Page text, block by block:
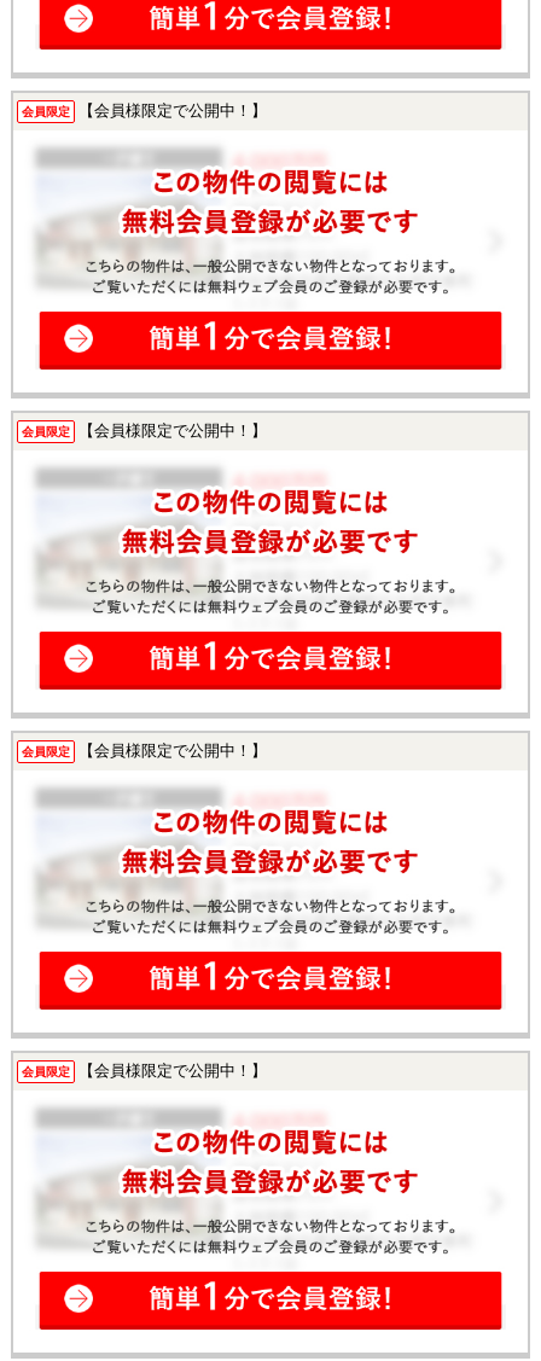
会員限定 【会員様限定で公開中！】
会員限定 【会員様限定で公開中！】
会員限定 【会員様限定で公開中！】
会員限定 【会員様限定で公開中！】